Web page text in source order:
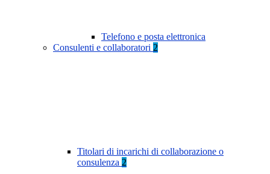
Telefono e posta elettronica
Consulenti e collaboratori 2
Titolari di incarichi di collaborazione o
consulenza 2